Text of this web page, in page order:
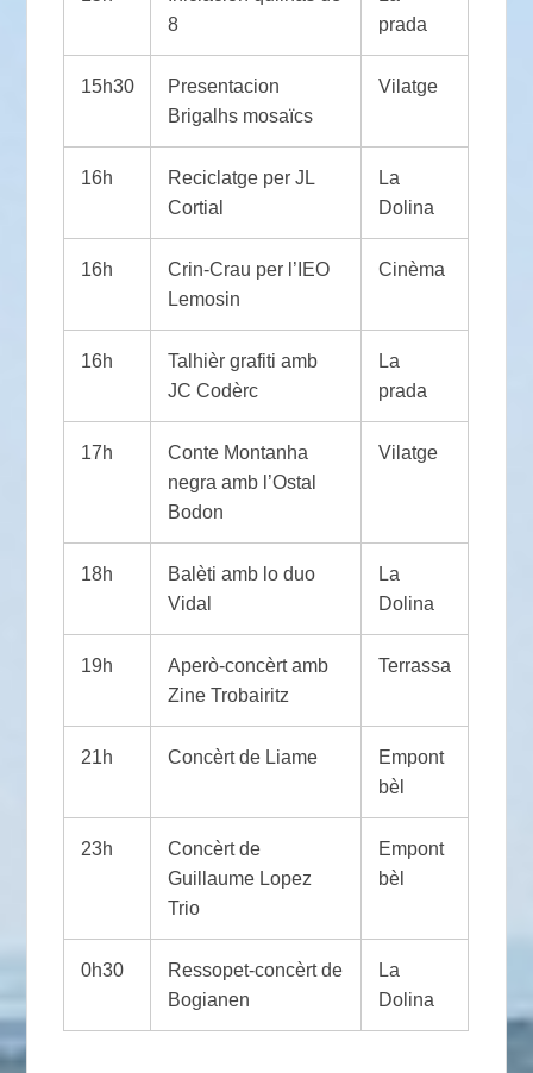
8
prada
15h30
Presentacion
Brigalhs mosaïcs
Vilatge
16h
Reciclatge per JL
Cortial
La
Dolina
16h
Crin-Crau per l’IEO
Lemosin
Cinèma
16h
Talhièr grafiti amb
JC Codèrc
La
prada
17h
Conte Montanha
negra amb l’Ostal
Bodon
Vilatge
18h
Balèti amb lo duo
Vidal
La
Dolina
19h
Aperò-concèrt amb
Zine Trobairitz
Terrassa
21h Concèrt de Liame
Empont
bèl
23h
Concèrt de
Guillaume Lopez
Trio
Empont
bèl
0h30
Ressopet-concèrt de
Bogianen
La
Dolina